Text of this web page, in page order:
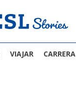
VIAJAR CARRERA